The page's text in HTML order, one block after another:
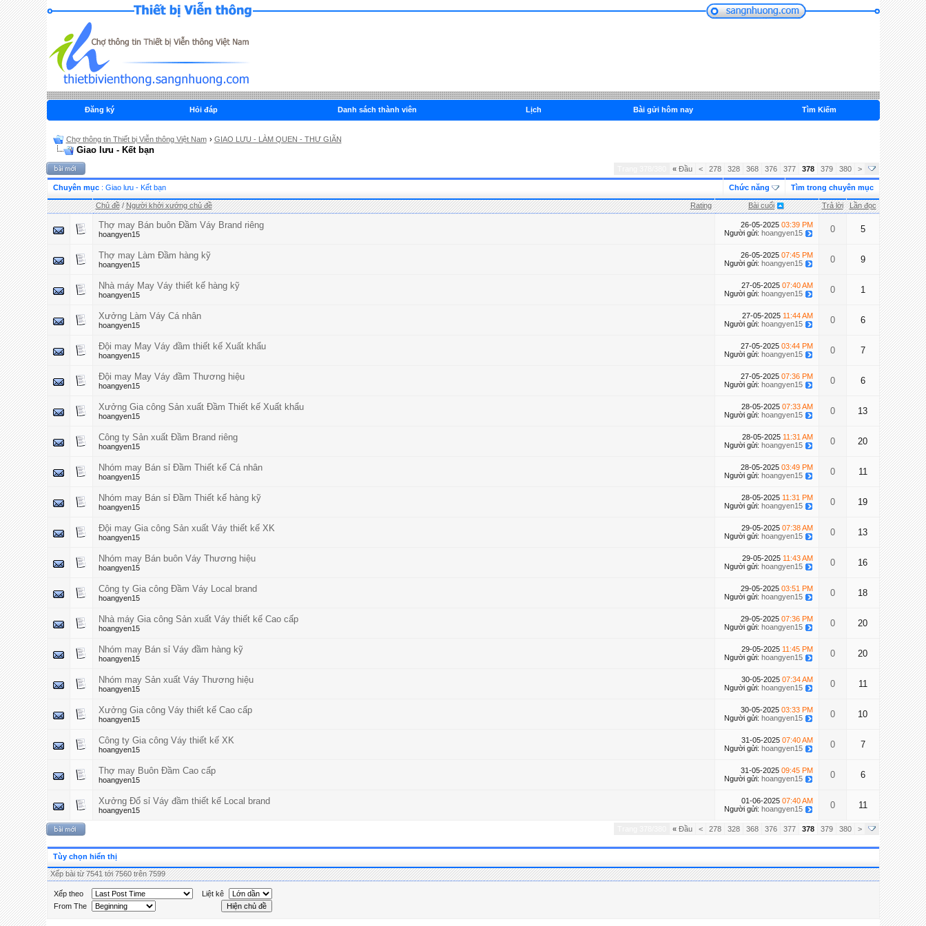
Đăng ký Hỏi đáp Danh sách thành viên Lịch Bài gửi hôm nay Tìm Kiếm
Chợ thông tin Thiết bị Viễn thông Việt Nam › GIAO LƯU - LÀM QUEN - THƯ GIÃN
Giao lưu - Kết bạn
« Đầu < 278 328 368 376 377 378 379 380 >
Chuyên mục : Giao lưu - Kết bạn Chức năng Tìm trong chuyên mục
Rating
Chủ đề/Người khởi xướng chủ đề Bài cuối Trả lời Lần đọc
Thợ may Bán buôn Đầm Váy Brand riêng
hoangyen15
26-05-2025 03:39 PM
Người gửi: hoangyen15 0 5
Thợ may Làm Đầm hàng kỹ
hoangyen15
26-05-2025 07:45 PM
Người gửi: hoangyen15 0 9
Nhà máy May Váy thiết kế hàng kỹ
hoangyen15
27-05-2025 07:40 AM
Người gửi: hoangyen15 0 1
Xưởng Làm Váy Cá nhân
hoangyen15
27-05-2025 11:44 AM
Người gửi: hoangyen15 0 6
Đội may May Váy đầm thiết kế Xuất khẩu
hoangyen15
27-05-2025 03:44 PM
Người gửi: hoangyen15 0 7
Đội may May Váy đầm Thương hiệu
hoangyen15
27-05-2025 07:36 PM
Người gửi: hoangyen15 0 6
Xưởng Gia công Sản xuất Đầm Thiết kế Xuất khẩu
hoangyen15
28-05-2025 07:33 AM
Người gửi: hoangyen15 0 13
Công ty Sản xuất Đầm Brand riêng
hoangyen15
28-05-2025 11:31 AM
Người gửi: hoangyen15 0 20
Nhóm may Bán sỉ Đầm Thiết kế Cá nhân
hoangyen15
28-05-2025 03:49 PM
Người gửi: hoangyen15 0 11
Nhóm may Bán sỉ Đầm Thiết kế hàng kỹ
hoangyen15
28-05-2025 11:31 PM
Người gửi: hoangyen15 0 19
Đội may Gia công Sản xuất Váy thiết kế XK
hoangyen15
29-05-2025 07:38 AM
Người gửi: hoangyen15 0 13
Nhóm may Bán buôn Váy Thương hiệu
hoangyen15
29-05-2025 11:43 AM
Người gửi: hoangyen15 0 16
Công ty Gia công Đầm Váy Local brand
hoangyen15
29-05-2025 03:51 PM
Người gửi: hoangyen15 0 18
Nhà máy Gia công Sản xuất Váy thiết kế Cao cấp
hoangyen15
29-05-2025 07:36 PM
Người gửi: hoangyen15 0 20
Nhóm may Bán sỉ Váy đầm hàng kỹ
hoangyen15
29-05-2025 11:45 PM
Người gửi: hoangyen15 0 20
Nhóm may Sản xuất Váy Thương hiệu
hoangyen15
30-05-2025 07:34 AM
Người gửi: hoangyen15 0 11
Xưởng Gia công Váy thiết kế Cao cấp
hoangyen15
30-05-2025 03:33 PM
Người gửi: hoangyen15 0 10
Công ty Gia công Váy thiết kế XK
hoangyen15
31-05-2025 07:40 AM
Người gửi: hoangyen15 0 7
Thợ may Buôn Đầm Cao cấp
hoangyen15
31-05-2025 09:45 PM
Người gửi: hoangyen15 0 6
Xưởng Đổ sỉ Váy đầm thiết kế Local brand
hoangyen15
01-06-2025 07:40 AM
Người gửi: hoangyen15 0 11
« Đầu < 278 328 368 376 377 378 379 380 >
Tùy chọn hiển thị
Xếp bài từ 7541 tới 7560 trên 7599
Xếp theo
Liệt kê
From The